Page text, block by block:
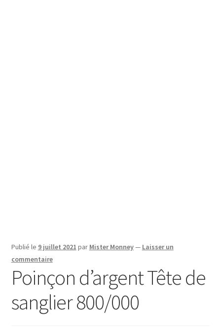
Publié le 9 juillet 2021 par Mister Monney— Laisser un
commentaire
Poinçon d’argent Tête de
sanglier 800/000